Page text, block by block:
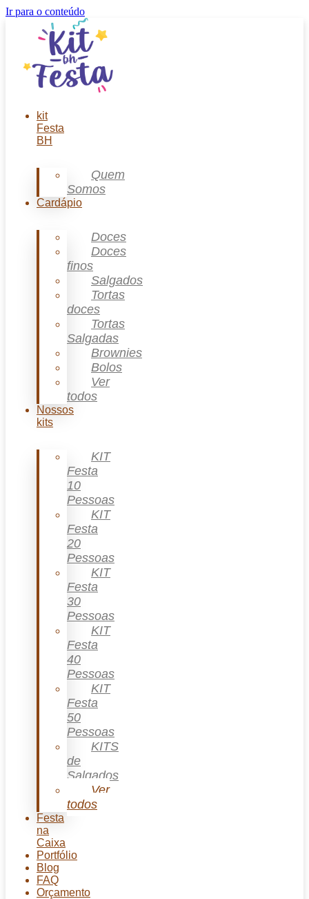
Ir para o conteúdo
kit
Festa
BH
Quem
Somos
Cardápio
Doces
Doces
finos
Salgados
Tortas
doces
Tortas
Salgadas
Brownies
Bolos
Ver
todos
Nossos
kits
KIT
Festa
10
Pessoas
KIT
Festa
20
Pessoas
KIT
Festa
30
Pessoas
KIT
Festa
40
Pessoas
KIT
Festa
50
Pessoas
KITS
de
Salgados
Ver
todos
Festa
na
Caixa
Portfólio
Blog
FAQ
Orçamento